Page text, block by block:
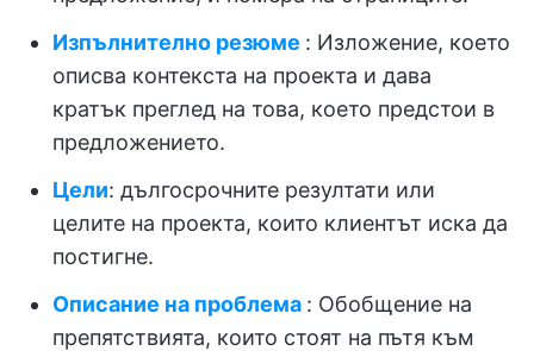
Изпълнително резюме : Изложение, което
описва контекста на проекта и дава
кратък преглед на това, което предстои в
предложението.
Цели: дългосрочните резултати или
целите на проекта, които клиентът иска да
постигне.
Описание на проблема : Обобщение на
препятствията, които стоят на пътя към